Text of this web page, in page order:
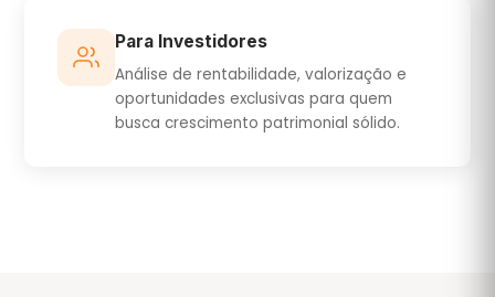
Para Investidores
Análise de rentabilidade, valorização e
oportunidades exclusivas para quem
busca crescimento patrimonial sólido.